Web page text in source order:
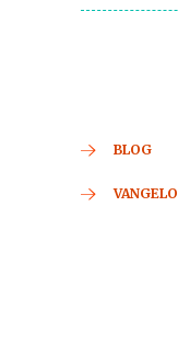
BLOG
VANGELO